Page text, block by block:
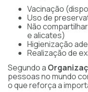
Vacinação
Uso de
Não
e alicates)
Higienização
Realização de
Segundo a
pessoas no mundo
o que reforça a